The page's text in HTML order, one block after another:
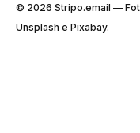
© 2026 Stripо.email —
Unsplash e Pixabay.